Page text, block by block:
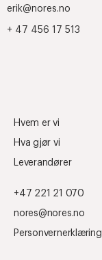
erik@nores.no
+ 47 456 17 513
Hvem er vi
Hva gjør vi
Leverandører
+47 221 21 070
nores@nores.no
Personvernerklæring